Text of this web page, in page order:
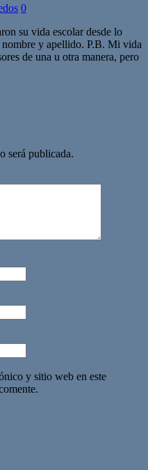
0
su vida escolar desde lo
y apellido. P.B. Mi vida
de una u otra manera, pero
será publicada.
y sitio web en este